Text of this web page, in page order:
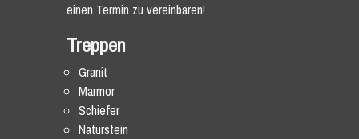
einen Termin zu vereinbaren!
Treppen
Granit
Marmor
Schiefer
Naturstein